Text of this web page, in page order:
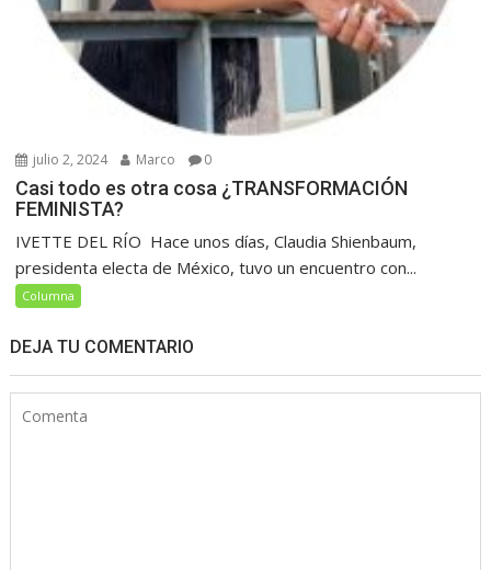
julio 2, 2024 Marco 0
Casi todo es otra cosa ¿TRANSFORMACIÓN
FEMINISTA?
IVETTE DEL RÍO Hace unos días, Claudia Shienbaum,
presidenta electa de México, tuvo un encuentro con...
Columna
DEJA TU COMENTARIO